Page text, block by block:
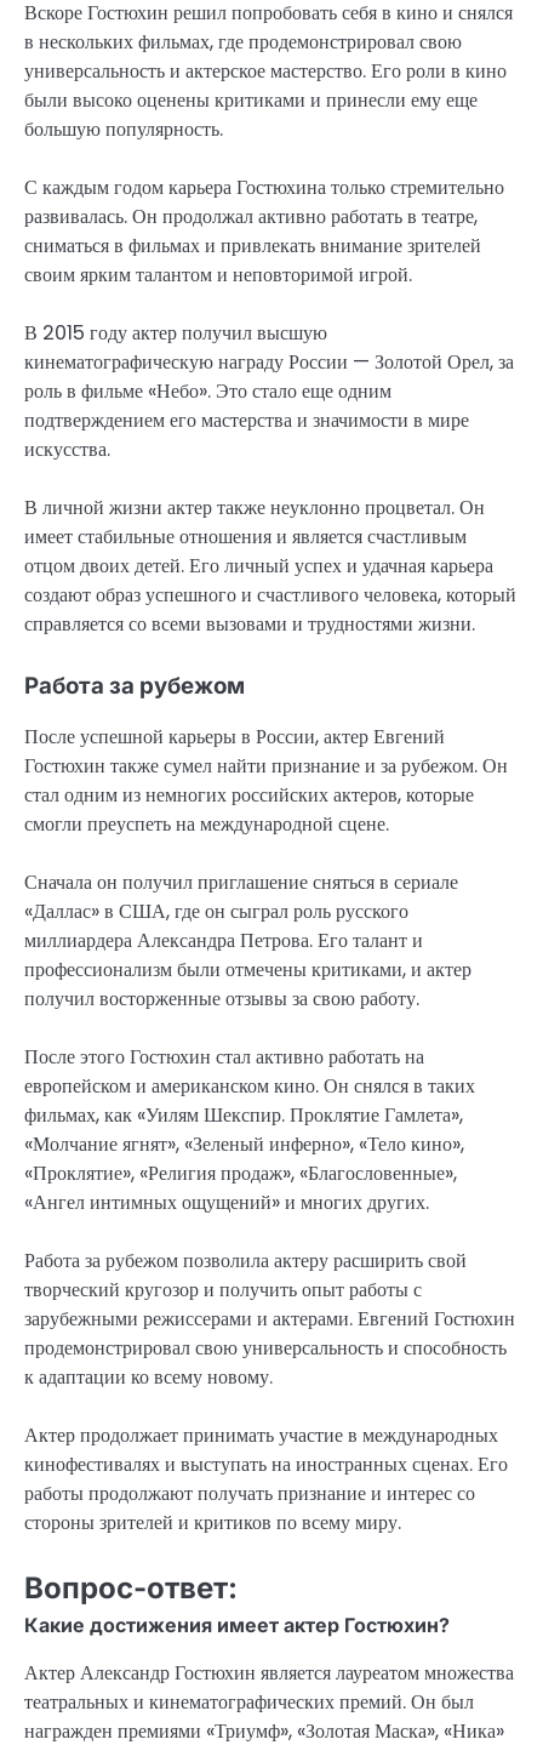
Вскоре Гостюхин решил попробовать себя в кино и снялся
в нескольких фильмах, где продемонстрировал свою
универсальность и актерское мастерство. Его роли в кино
были высоко оценены критиками и принесли ему еще
большую популярность.
С каждым годом карьера Гостюхина только стремительно
развивалась. Он продолжал активно работать в театре,
сниматься в фильмах и привлекать внимание зрителей
своим ярким талантом и неповторимой игрой.
В 2015 году актер получил высшую
кинематографическую награду России — Золотой Орел, за
роль в фильме «Небо». Это стало еще одним
подтверждением его мастерства и значимости в мире
искусства.
В личной жизни актер также неуклонно процветал. Он
имеет стабильные отношения и является счастливым
отцом двоих детей. Его личный успех и удачная карьера
создают образ успешного и счастливого человека, который
справляется со всеми вызовами и трудностями жизни.
Работа за рубежом
После успешной карьеры в России, актер Евгений
Гостюхин также сумел найти признание и за рубежом. Он
стал одним из немногих российских актеров, которые
смогли преуспеть на международной сцене.
Сначала он получил приглашение сняться в сериале
«Даллас» в США, где он сыграл роль русского
миллиардера Александра Петрова. Его талант и
профессионализм были отмечены критиками, и актер
получил восторженные отзывы за свою работу.
После этого Гостюхин стал активно работать на
европейском и американском кино. Он снялся в таких
фильмах, как «Уилям Шекспир. Проклятие Гамлета»,
«Молчание ягнят», «Зеленый инферно», «Тело кино»,
«Проклятие», «Религия продаж», «Благословенные»,
«Ангел интимных ощущений» и многих других.
Работа за рубежом позволила актеру расширить свой
творческий кругозор и получить опыт работы с
зарубежными режиссерами и актерами. Евгений Гостюхин
продемонстрировал свою универсальность и способность
к адаптации ко всему новому.
Актер продолжает принимать участие в международных
кинофестивалях и выступать на иностранных сценах. Его
работы продолжают получать признание и интерес со
стороны зрителей и критиков по всему миру.
Вопрос-ответ:
Какие достижения имеет актер Гостюхин?
Актер Александр Гостюхин является лауреатом множества
театральных и кинематографических премий. Он был
награжден премиями «Триумф», «Золотая Маска», «Ника»